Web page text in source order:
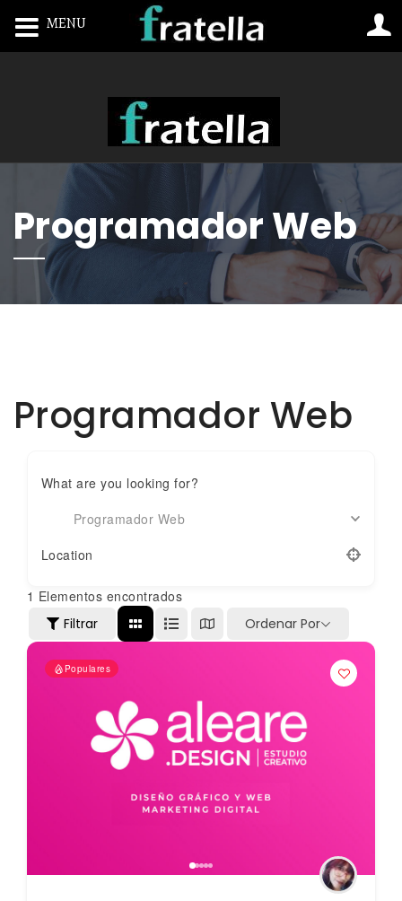
Programador Web
Programador Web
What are you looking for?
Programador Web
Location
1 Elementos encontrados
Filtrar
Ordenar Por
Populares
MENU